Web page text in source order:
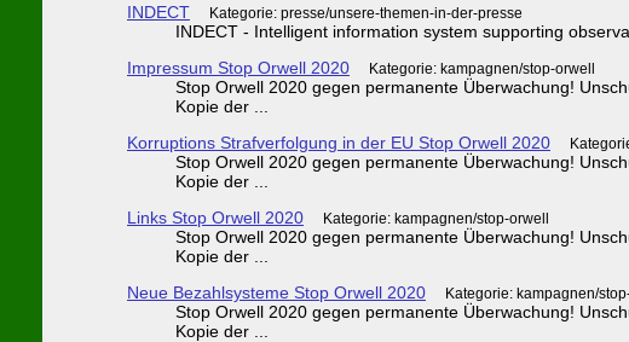
INDECT
Kategorie: presse/unsere-themen-in-der-presse
INDECT - Intelligent information system supporting
Impressum Stop Orwell 2020
Kategorie: kampagnen/stop-orwell
Stop Orwell 2020 gegen permanente Überwachung!
Kopie der ...
Korruptions Strafverfolgung in der EU Stop Orwell 2020
Stop Orwell 2020 gegen permanente Überwachung!
Kopie der ...
Links Stop Orwell 2020
Kategorie: kampagnen/stop-orwell
Stop Orwell 2020 gegen permanente Überwachung!
Kopie der ...
Neue Bezahlsysteme Stop Orwell 2020
Kategorie: kampagnen/
Stop Orwell 2020 gegen permanente Überwachung!
Kopie der ...